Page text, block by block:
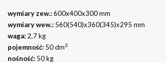
wymiary zew.:600x400x300 mm
wymiary wew.: 560(540)x360(345)x295 mm
waga: 2,7 kg
pojemność: 50 dm3
nośność: 50 kg